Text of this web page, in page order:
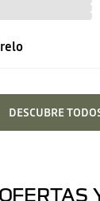
DESCUBRE